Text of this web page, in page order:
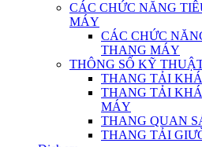
CÁC CHỨC NĂNG
MÁY
CÁC CHỨC
THANG MÁY
THÔNG SỐ KỸ
THANG TẢI
THANG TẢI
MÁY
THANG QUAN
THANG TẢI